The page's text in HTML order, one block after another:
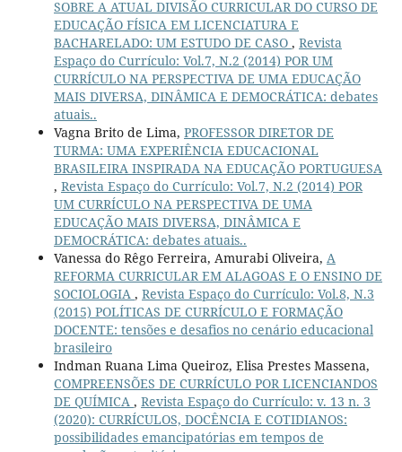
SOBRE A ATUAL DIVISÃO CURRICULAR DO CURSO DE
EDUCAÇÃO FÍSICA EM LICENCIATURA E
BACHARELADO: UM ESTUDO DE CASO , Revista
Espaço do Currículo: Vol.7, N.2 (2014) POR UM
CURRÍCULO NA PERSPECTIVA DE UMA EDUCAÇÃO
MAIS DIVERSA, DINÂMICA E DEMOCRÁTICA: debates
atuais..
Vagna Brito de Lima, PROFESSOR DIRETOR DE
TURMA: UMA EXPERIÊNCIA EDUCACIONAL
BRASILEIRA INSPIRADA NA EDUCAÇÃO PORTUGUESA
, Revista Espaço do Currículo: Vol.7, N.2 (2014) POR
UM CURRÍCULO NA PERSPECTIVA DE UMA
EDUCAÇÃO MAIS DIVERSA, DINÂMICA E
DEMOCRÁTICA: debates atuais..
Vanessa do Rêgo Ferreira, Amurabi Oliveira, A
REFORMA CURRICULAR EM ALAGOAS E O ENSINO DE
SOCIOLOGIA , Revista Espaço do Currículo: Vol.8, N.3
(2015) POLÍTICAS DE CURRÍCULO E FORMAÇÃO
DOCENTE: tensões e desafios no cenário educacional
brasileiro
Indman Ruana Lima Queiroz, Elisa Prestes Massena,
COMPREENSÕES DE CURRÍCULO POR LICENCIANDOS
DE QUÍMICA , Revista Espaço do Currículo: v. 13 n. 3
(2020): CURRÍCULOS, DOCÊNCIA E COTIDIANOS:
possibilidades emancipatórias em tempos de